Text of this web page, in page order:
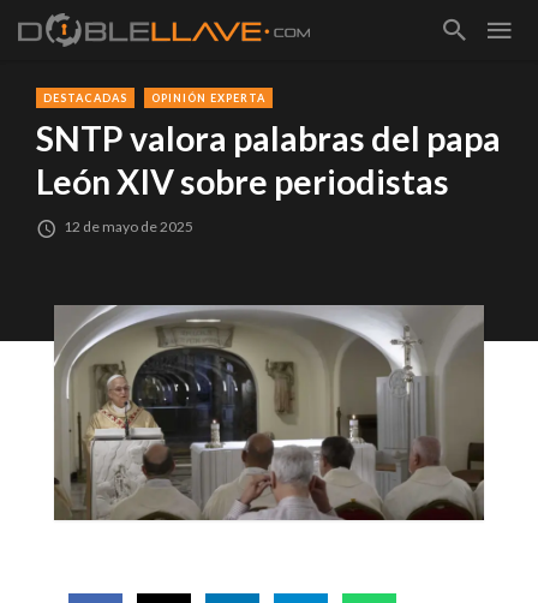
DESTACADAS OPINIÓN EXPERTA
SNTP valora palabras del papa
León XIV sobre periodistas
12 de mayo de 2025